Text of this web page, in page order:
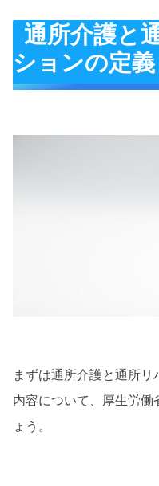
通所介護と
ションの定
まずは通所介護と通所リ
内容について、厚生労
ょう。